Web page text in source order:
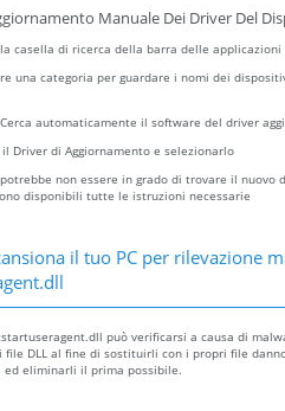
Manuale Dei Driver Del
casella di ricerca della barra delle
una categoria per guardare i nomi dei
automaticamente il software del driver
Driver di Aggiornamento e selezionarlo
non essere in grado di trovare il
disponibili tutte le istruzioni necessarie
il tuo PC per rilevazione
può verificarsi a causa di
DLL al fine di sostituirli con i propri file
ed eliminarli il prima possibile.